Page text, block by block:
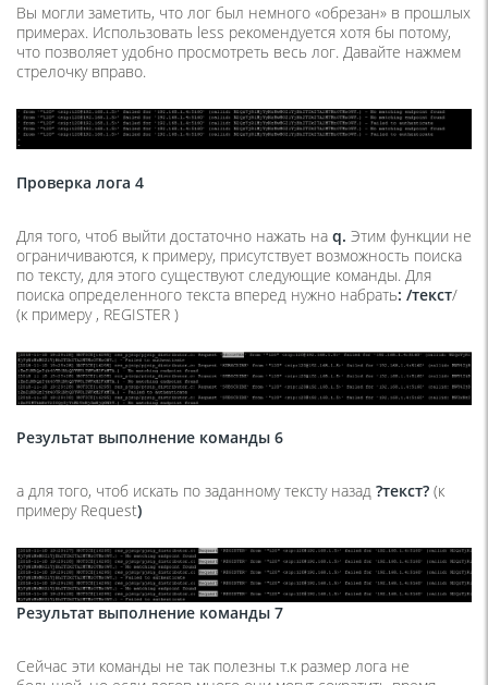
Вы могли заметить, что лог был немного «обрезан» в прошлых
примерах. Использовать less рекомендуется хотя бы потому,
что позволяет удобно просмотреть весь лог. Давайте нажмем
стрелочку вправо.
Проверка лога 4
Для того, чтоб выйти достаточно нажать на q. Этим функции не
ограничиваются, к примеру, присутствует возможность поиска
по тексту, для этого существуют следующие команды. Для
поиска определенного текста вперед нужно набрать: /текст/
(к примеру , REGISTER )
Результат выполнение команды 6
а для того, чтоб искать по заданному тексту назад ?текст? (к
примеру Request)
Результат выполнение команды 7
Сейчас эти команды не так полезны т.к размер лога не